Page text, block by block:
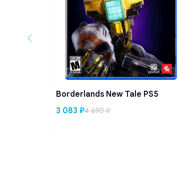
Borderlands New Tale PS5
3 083 ₽4 690 ₽